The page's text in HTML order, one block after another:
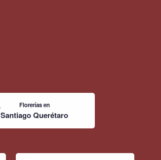
Florerías en
Santiago Querétaro